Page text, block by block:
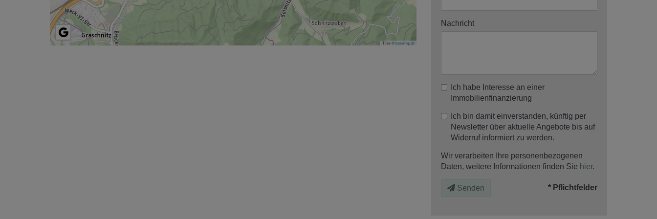
Tiles ©basemap.at
Nachricht
Ich habe Interesse an einer
Immobilienfinanzierung
Ich bin damit einverstanden, künftig per
Newsletter über aktuelle Angebote bis auf
Widerruf informiert zu werden.
Wir verarbeiten Ihre personenbezogenen
Daten, weitere Informationen finden Sie hier.
Senden * Pflichtfelder